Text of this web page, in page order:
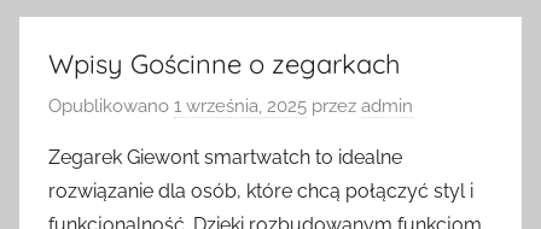
Wpisy Gościnne o zegarkach
Opublikowano 1 września, 2025 przez admin
Zegarek Giewont smartwatch to idealne
rozwiązanie dla osób, które chcą połączyć styl i